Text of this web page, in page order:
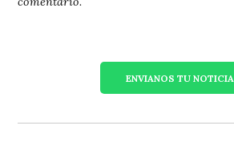
ENVIANOS TU NOTICIA